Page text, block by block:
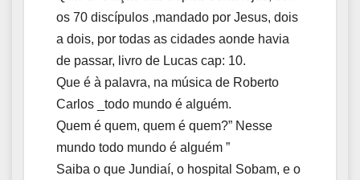
os 70 discípulos ,mandado por Jesus, dois
a dois, por todas as cidades aonde havia
de passar, livro de Lucas cap: 10.
Que é à palavra, na música de Roberto
Carlos _todo mundo é alguém.
Quem é quem, quem é quem?” Nesse
mundo todo mundo é alguém ”
Saiba o que Jundiaí, o hospital Sobam, e o